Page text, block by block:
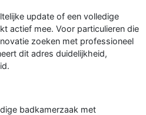
update of een volledige
actief mee. Voor particulieren die
zoeken met professioneel
dit adres duidelijkheid,
badkamerzaak met